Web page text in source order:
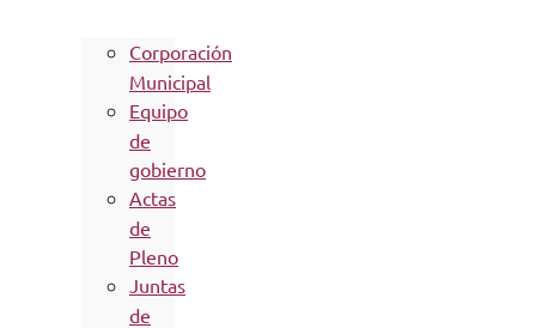
Corporación
Municipal
Equipo
de
gobierno
Actas
de
Pleno
Juntas
de